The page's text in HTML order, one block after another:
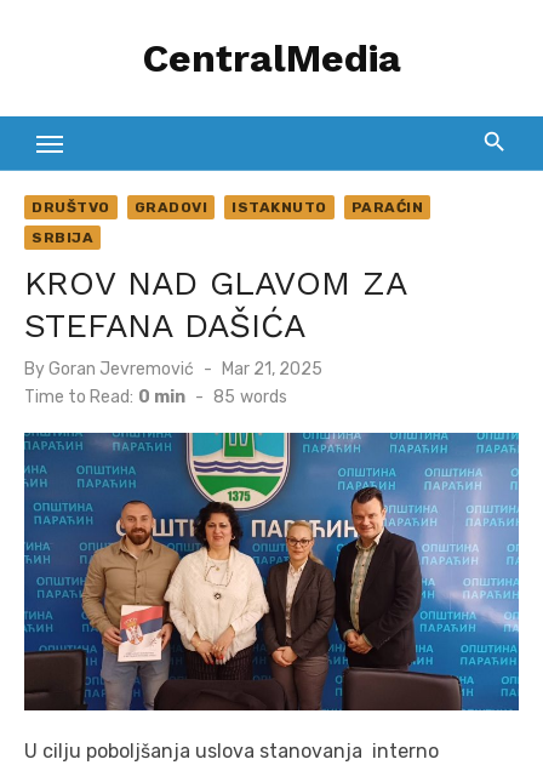
CentralMedia
DRUŠTVO GRADOVI ISTAKNUTO
PARAĆIN
SRBIJA
KROV NAD GLAVOM ZA
STEFANA DAŠIĆA
ByGoran Jevremović
Posted
on
Mar 21, 2025
Time to Read: 0 min - 85 words
U cilju poboljšanja uslova stanovanja interno